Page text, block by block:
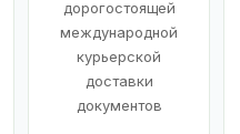
дорогостоящей
международной
курьерской
доставки
документов